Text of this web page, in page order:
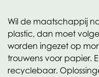
Wil de maatschappij
plastic, dan moet
worden ingezet op
trouwens voor papier.
recyclebaar.